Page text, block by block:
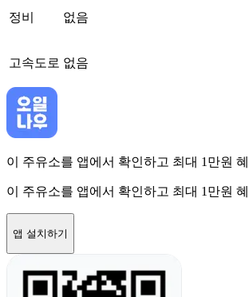
정비 없음
고속도로 없음
이 주유소를 앱에서 확인하고 최대 1만원
이 주유소를 앱에서 확인하고 최대 1만원
앱 설치하기